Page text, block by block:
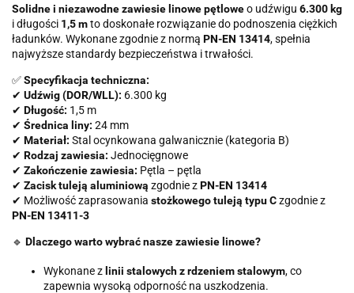
Solidne i niezawodne zawiesie linowe pętloweo udźwigu 6.300 kg
i długości 1,5 mto doskonałe rozwiązanie do podnoszenia ciężkich
ładunków. Wykonane zgodnie z normą PN-EN 13414, spełnia
najwyższe standardy bezpieczeństwa i trwałości.
✅Specyfikacja techniczna:
✔ Udźwig (DOR/WLL): 6.300 kg
✔ Długość: 1,5 m
✔ Średnica liny: 24 mm
✔ Materiał: Stal ocynkowana galwanicznie (kategoria B)
✔ Rodzaj zawiesia: Jednocięgnowe
✔ Zakończenie zawiesia: Pętla – pętla
✔ Zacisk tuleją aluminiową zgodnie zPN-EN 13414
✔ Możliwość zaprasowania stożkowego tuleją typu Czgodnie z
PN-EN 13411-3
🔹 Dlaczego warto wybrać nasze zawiesie linowe?
Wykonane z linii stalowych z rdzeniem stalowym, co
zapewnia wysoką odporność na uszkodzenia.